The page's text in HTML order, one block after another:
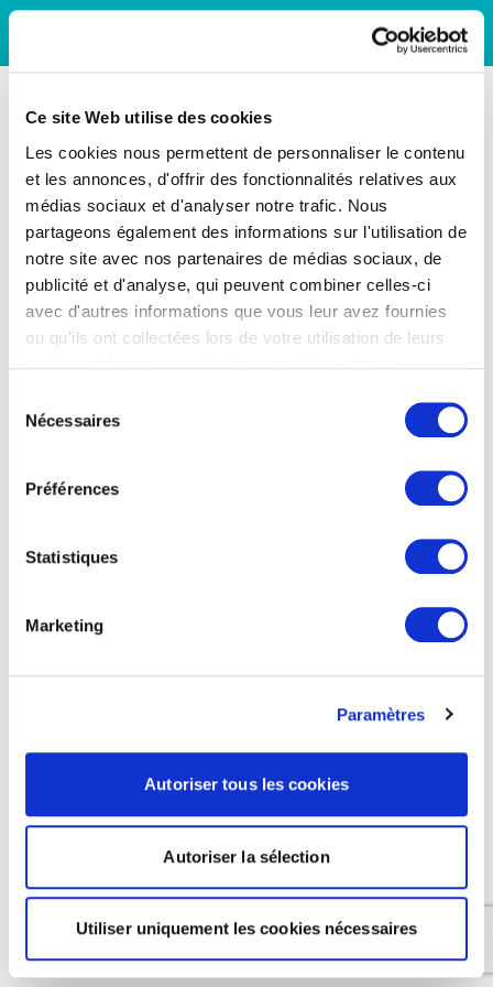
Ce site Web utilise des cookies
Les cookies nous permettent de personnaliser le contenu
et les annonces, d'offrir des fonctionnalités relatives aux
médias sociaux et d'analyser notre trafic. Nous
partageons également des informations sur l'utilisation de
notre site avec nos partenaires de médias sociaux, de
publicité et d'analyse, qui peuvent combiner celles-ci
avec d'autres informations que vous leur avez fournies
ou qu'ils ont collectées lors de votre utilisation de leurs
Nécessaires
Préférences
Statistiques
Marketing
Paramètres
Autoriser tous les cookies
Autoriser la sélection
Utiliser uniquement les cookies nécessaires